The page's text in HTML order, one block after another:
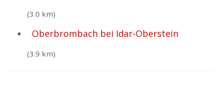
(3.0 km)
Oberbrombach bei Idar-Oberstein
(3.9 km)